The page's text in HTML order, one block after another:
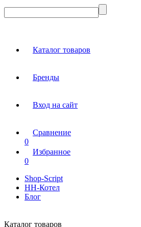
Каталог товаров
Бренды
Вход на сайт
Сравнение
0
Избранное
0
Shop-Script
НН-Котел
Блог
Каталог товаров